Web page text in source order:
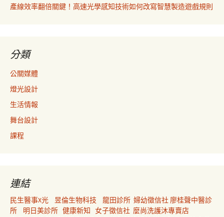
產線效率翻倍關鍵！高速光學感知技術如何改寫智慧製造遊戲規則
分類
公關媒體
燈光設計
生活情報
舞台設計
課程
連結
民生醫事X光 昱倫生物科技 龍田診所 婦幼徵信社 廖桂聲中醫診
所
明日美診所 健康新知 女子徵信社 麼尚洗護沐專賣店